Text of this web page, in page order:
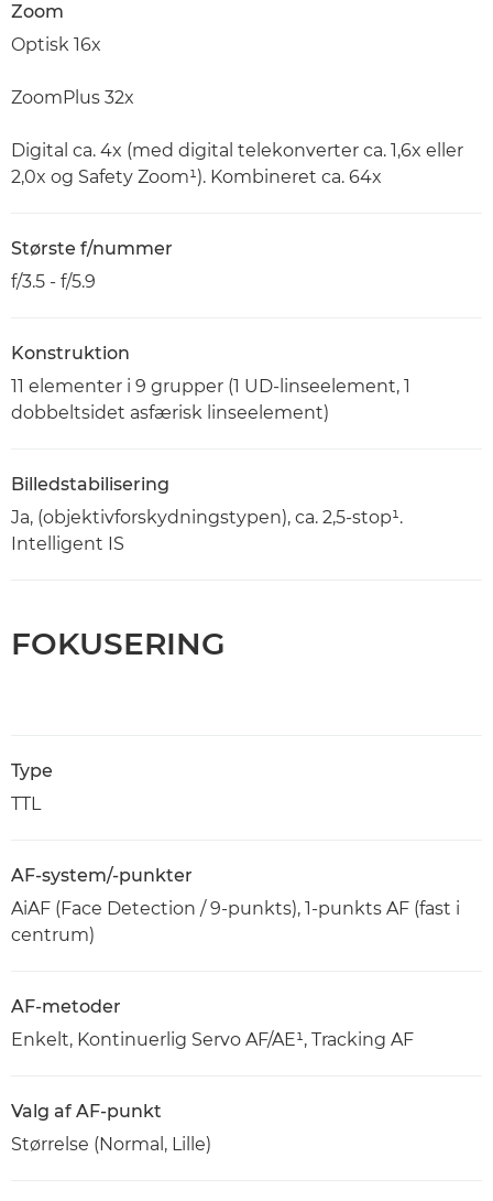
Zoom
Optisk 16x
ZoomPlus 32x
Digital ca. 4x (med digital telekonverter ca. 1,6x eller
2,0x og Safety Zoom¹). Kombineret ca. 64x
Største f/nummer
f/3.5 - f/5.9
Konstruktion
11 elementer i 9 grupper (1 UD-linseelement, 1
dobbeltsidet asfærisk linseelement)
Billedstabilisering
Ja, (objektivforskydningstypen), ca. 2,5-stop¹.
Intelligent IS
FOKUSERING
Type
TTL
AF-system/-punkter
AiAF (Face Detection / 9-punkts), 1-punkts AF (fast i
centrum)
AF-metoder
Enkelt, Kontinuerlig Servo AF/AE¹, Tracking AF
Valg af AF-punkt
Størrelse (Normal, Lille)